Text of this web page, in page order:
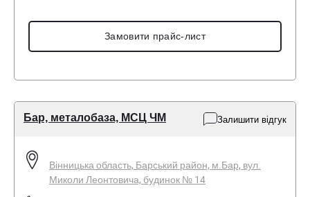
Замовити прайс-лист
Бар, металобаза, МСЦ ЧМ Залишити відгук
Вінницька область, Барський район, м.Бар, вул.
Миколи Леонтовича, будинок № 14